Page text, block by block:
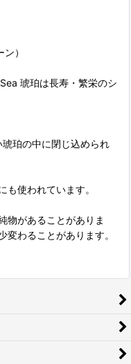
）
琥珀は長寿・繁栄のシ
珀の中に閉じ込められ
も使われています。
物があることがありま
わることがあります。